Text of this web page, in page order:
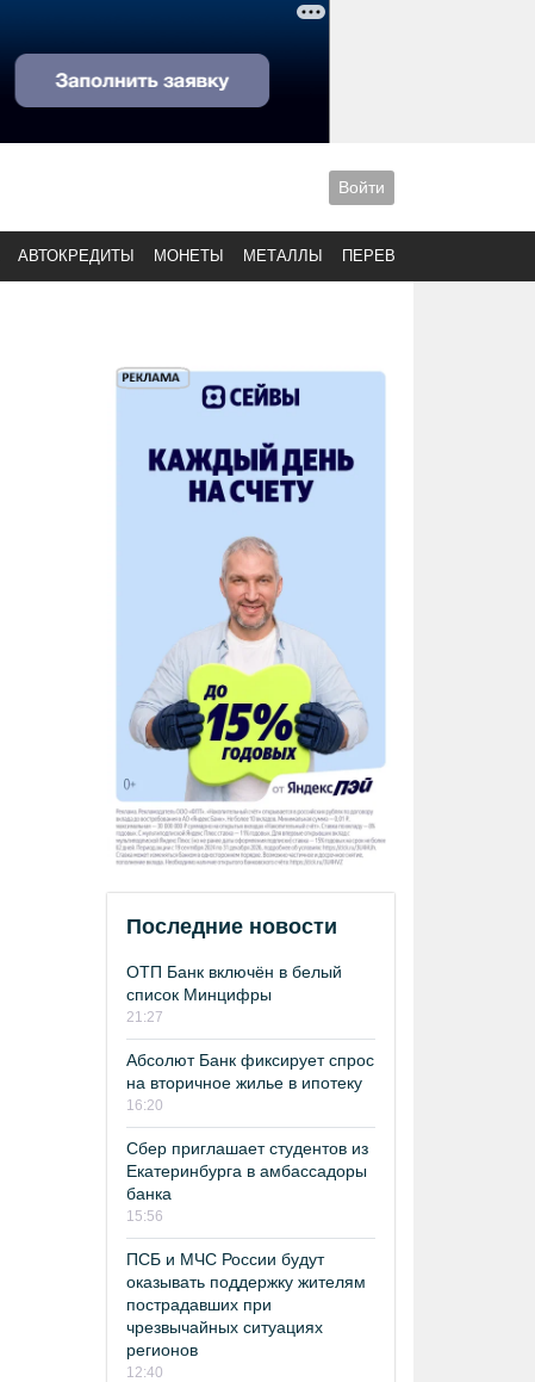
Войти
АВТОКРЕДИТЫ МОНЕТЫ МЕТАЛЛЫ ПЕРЕВОДЫ
Последние новости
ОТП Банк включён в белый
список Минцифры
21:27
Абсолют Банк фиксирует спрос
на вторичное жилье в ипотеку
16:20
Сбер приглашает студентов из
Екатеринбурга в амбассадоры
банка
15:56
ПСБ и МЧС России будут
оказывать поддержку жителям
пострадавших при
чрезвычайных ситуациях
регионов
12:40